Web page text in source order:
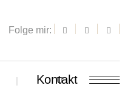
Folge mir:
Kontakt